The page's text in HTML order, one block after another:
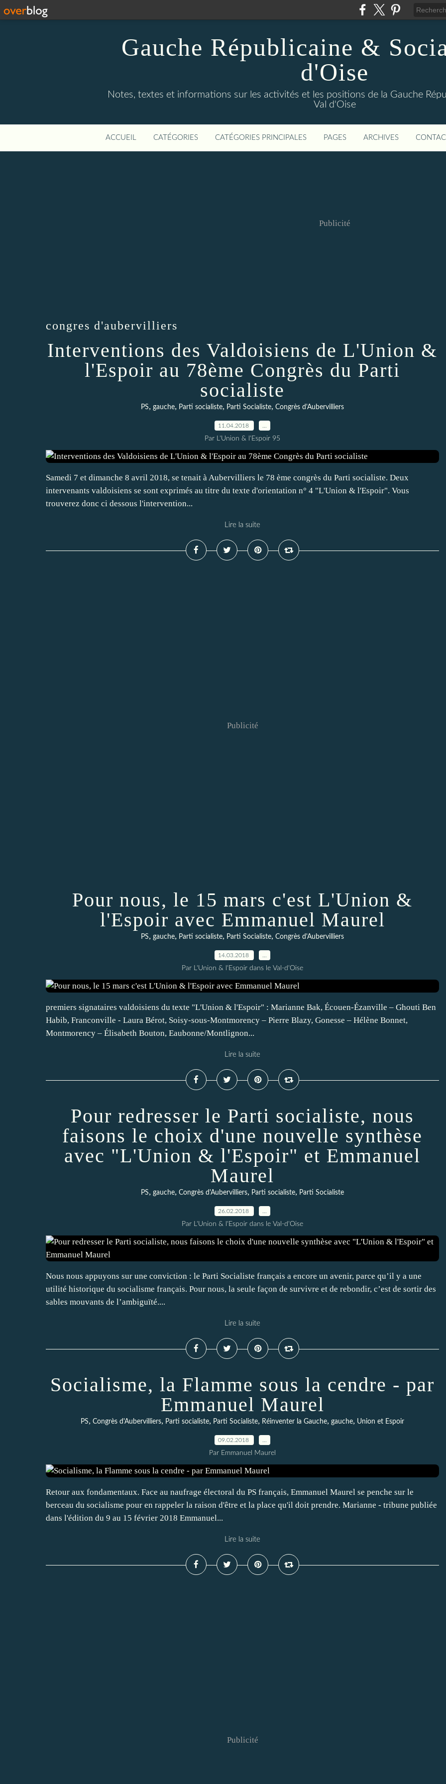
Gauche Républicaine &
d'Oise
Notes, textes et informations sur les activités et les positions de la Gauche
Val d'Oise
ACCUEIL CATÉGORIES CATÉGORIES PRINCIPALES PAGES ARCHIVES
Publicité
congres d'aubervilliers
Interventions des Valdoisiens de L'Union &
l'Espoir au 78ème Congrès du Parti
socialiste
PS, gauche, Parti socialiste, Parti Socialiste, Congrès d'Aubervilliers
11.04.2018
Par L'Union & l'Espoir 95
Samedi 7 et dimanche 8 avril 2018, se tenait à Aubervilliers le 78 ème congrès du Parti socialiste. Deux
intervenants valdoisiens se sont exprimés au titre du texte d'orientation n° 4 "L'Union & l'Espoir". Vous
trouverez donc ci dessous l'intervention...
Lire la suite
Publicité
Pour nous, le 15 mars c'est L'Union &
l'Espoir avec Emmanuel Maurel
PS, gauche, Parti socialiste, Parti Socialiste, Congrès d'Aubervilliers
14.03.2018
Par L'Union & l'Espoir dans le Val-d'Oise
premiers signataires valdoisiens du texte "L'Union & l'Espoir" : Marianne Bak, Écouen-Ézanville – Ghouti Ben
Habib, Franconville - Laura Bérot, Soisy-sous-Montmorency – Pierre Blazy, Gonesse – Hélène Bonnet,
Montmorency – Élisabeth Bouton, Eaubonne/Montlignon...
Lire la suite
Pour redresser le Parti socialiste, nous
faisons le choix d'une nouvelle synthèse
avec "L'Union & l'Espoir" et Emmanuel
Maurel
PS, gauche, Congrès d'Aubervilliers, Parti socialiste, Parti Socialiste
26.02.2018
Par L'Union & l'Espoir dans le Val-d'Oise
Nous nous appuyons sur une conviction : le Parti Socialiste français a encore un avenir, parce qu’il y a une
utilité historique du socialisme français. Pour nous, la seule façon de survivre et de rebondir, c’est de sortir des
sables mouvants de l’ambiguïté....
Lire la suite
Socialisme, la Flamme sous la cendre - par
Emmanuel Maurel
PS, Congrès d'Aubervilliers, Parti socialiste, Parti Socialiste, Réinventer la Gauche, gauche, Union et Espoir
09.02.2018
Par Emmanuel Maurel
Retour aux fondamentaux. Face au naufrage électoral du PS français, Emmanuel Maurel se penche sur le
berceau du socialisme pour en rappeler la raison d'être et la place qu'il doit prendre. Marianne - tribune publiée
dans l'édition du 9 au 15 février 2018 Emmanuel...
Lire la suite
Publicité